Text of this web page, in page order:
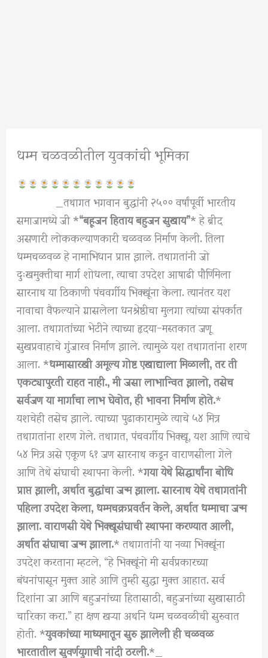
धम्म चळवळीतील युवकांची भूमिका
_तथागत भगवान बुद्धांनी २५०० वर्षांपूर्वी भारतीय
समाजामध्ये जी *“बहूजन हिताय बहुजन सुखाय”* हे ब्रीद
असणारी लोककल्याणकारी चळवळ निर्माण केली. तिला
धम्मचळवळ हे नामाभिधान प्राप्त झाले. तथागतांनी जो
दुःखमुक्तीचा मार्ग शोधला, त्याचा उपदेश आषाढी पौर्णिमेला
सारनाथ या ठिकाणी पंचवर्गीय भिक्खूंना केला. त्यानंतर यश
नावाचा वैफल्याने ग्रासलेला धनश्रेष्ठीचा मुलगा त्यांच्या संपर्कात
आला. तथागतांच्या भेटीने त्याच्या हृदया-मस्तकात जणू
सुखप्रवाहाचे गुंजारव निर्माण झाले. त्यामुळे यश तथागतांना शरण
आला. *धम्मासारखी अमूल्य गोष्ट एखाद्याला मिळाली, तर ती
एकट्यापुरती राहत नाही., मी जसा लाभान्वित झालो, तसेच
सर्वजण या मार्गाचा लाभ घेवोत, ही भावना निर्माण होते.*
यशचेही तसेच झाले. त्याच्या पुढाकारामुळे त्याचे ५४ मित्र
तथागतांना शरण गेले. तथागत, पंचवर्गीय भिक्खू, यश आणि त्याचे
५४ मित्र असे एकूण ६१ जण सारनाथ कडून वाराणसीला गेले
आणि तेथे संघाची स्थापना केली. *गया येथे सिद्धार्थांना बोधि
प्राप्त झाली, अर्थात बुद्धांचा जन्म झाला. सारनाथ येथे तथागतांनी
पहिला उपदेश केला, धम्मचक्रप्रवर्तन केले, अर्थात धम्माचा जन्म
झाला. वाराणसी येथे भिक्खूसंघाची स्थापना करण्यात आली,
अर्थात संघाचा जन्म झाला.* तथागतांनी या नव्या भिक्खूंना
उपदेश करताना म्हटले, “हे भिक्खूंनो मी सर्वप्रकारच्या
बंधनांपासून मुक्त आहे आणि तुम्ही सुद्धा मुक्त आहात. सर्व
दिशांना जा आणि बहुजनांच्या हितासाठी, बहुजनांच्या सुखासाठी
चारिका करा.” हा क्षण खऱ्या अर्थाने धम्म चळवळीची सुरुवात
होती. *युवकांच्या माध्यमातून सुरु झालेली ही चळवळ
भारतातील सुवर्णयुगाची नांदी ठरली.*_